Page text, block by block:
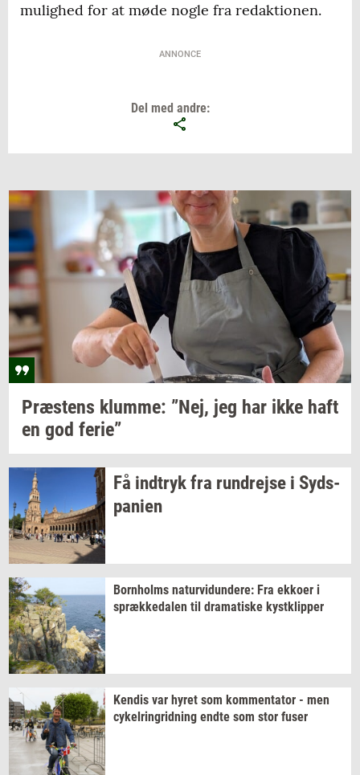
mulighed for at møde nogle fra redaktionen.
ANNONCE
Del med andre:
Præ­stens klum­me: ”Nej, jeg har ikke haft
en god ferie”
Få ind­trykfra run­drej­se i Syds­
pa­ni­en
Born­holms na­tur­vi­dun­de­re: Fra ek­ko­er i
spræk­ke­da­len til dra­ma­ti­ske kyst­klip­per
Ken­dis var hyret som kom­men­ta­tor - men
cy­kel­rin­grid­ning endte som stor fuser